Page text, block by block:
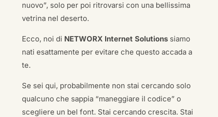
nuovo”, solo per poi ritrovarsi con una bellissima
vetrina nel deserto.
Ecco, noi di NETWORX Internet Solutionssiamo
nati esattamente per evitare che questo accada a
te.
Se sei qui, probabilmente non stai cercando solo
qualcuno che sappia “maneggiare il codice” o
scegliere un bel font. Stai cercando crescita. Stai